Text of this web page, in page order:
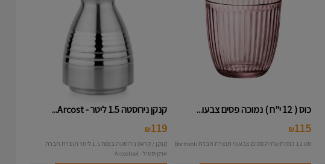
כוס ( 12 י"ח ) נמוכה פסים צבעו...
115
₪
סט 12 כוסות שתיה פסים צבעוני תוצרת חברת Bormioli
קנקן נירוסטה 1.5 ליטר - Arcost...
119
₪
קנקן / קראפ נירוסטה בנפח 1.5 ליטר תוצרת חברת
ארקוסטיל - Arcosteel